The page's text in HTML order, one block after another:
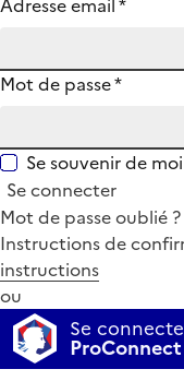
Mot de passe*
Se souvenir de moi
Se connecter
Mot de passe oublié ?
Instructions de
instructions
ou
Se
ProConnect